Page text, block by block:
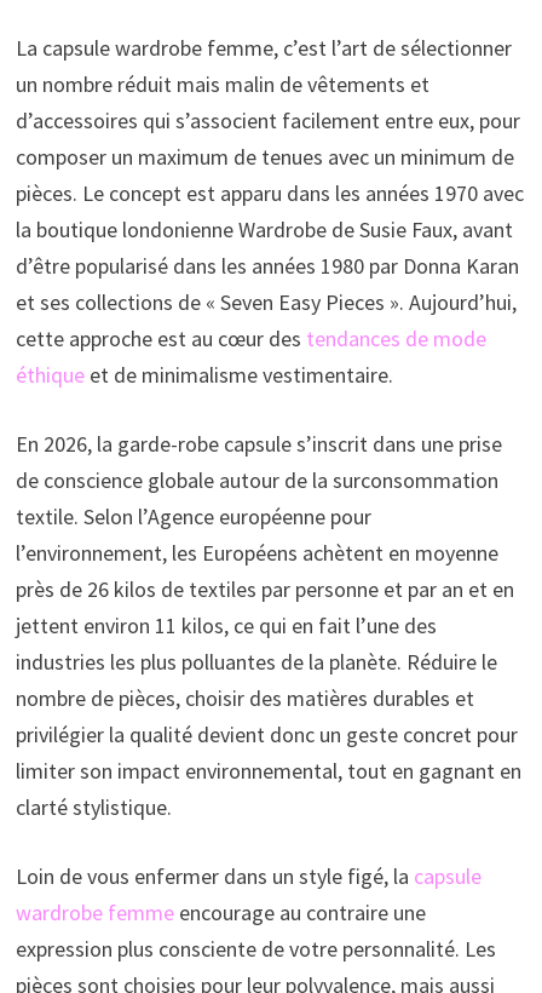
La capsule wardrobe femme, c’est l’art de sélectionner
un nombre réduit mais malin de vêtements et
d’accessoires qui s’associent facilement entre eux, pour
composer un maximum de tenues avec un minimum de
pièces. Le concept est apparu dans les années 1970 avec
la boutique londonienne Wardrobe de Susie Faux, avant
d’être popularisé dans les années 1980 par Donna Karan
et ses collections de « Seven Easy Pieces ». Aujourd’hui,
cette approche est au cœur des tendances de mode
éthiqueet de minimalisme vestimentaire.
En 2026, la garde-robe capsule s’inscrit dans une prise
de conscience globale autour de la surconsommation
textile. Selon l’Agence européenne pour
l’environnement, les Européens achètent en moyenne
près de 26 kilos de textiles par personne et par an et en
jettent environ 11 kilos, ce qui en fait l’une des
industries les plus polluantes de la planète. Réduire le
nombre de pièces, choisir des matières durables et
privilégier la qualité devient donc un geste concret pour
limiter son impact environnemental, tout en gagnant en
clarté stylistique.
Loin de vous enfermer dans un style figé, la capsule
wardrobe femmeencourage au contraire une
expression plus consciente de votre personnalité. Les
pièces sont choisies pour leur polyvalence, mais aussi